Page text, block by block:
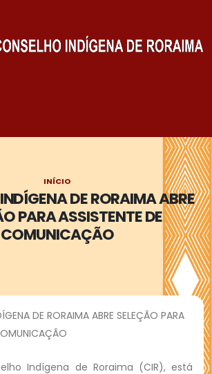
DE RORAIMA ABRE
PARA ASSISTENTE DE
COMUNICAÇÃO
INÍCIO
Indígena de Roraima (CIR), está